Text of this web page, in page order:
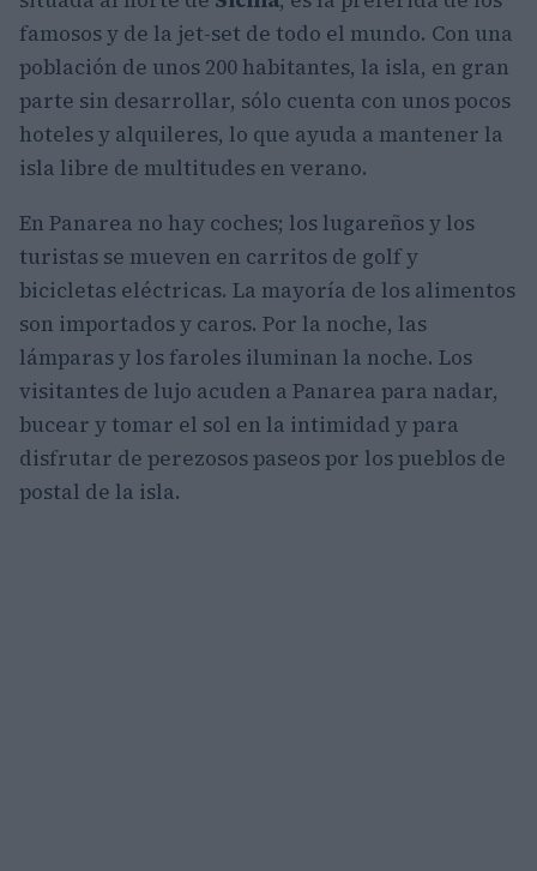
famosos y de la jet-set de todo el mundo. Con una
población de unos 200 habitantes, la isla, en gran
parte sin desarrollar, sólo cuenta con unos pocos
hoteles y alquileres, lo que ayuda a mantener la
isla libre de multitudes en verano.
En Panarea no hay coches; los lugareños y los
turistas se mueven en carritos de golf y
bicicletas eléctricas. La mayoría de los alimentos
son importados y caros. Por la noche, las
lámparas y los faroles iluminan la noche. Los
visitantes de lujo acuden a Panarea para nadar,
bucear y tomar el sol en la intimidad y para
disfrutar de perezosos paseos por los pueblos de
postal de la isla.